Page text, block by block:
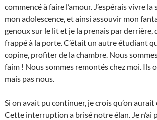
commencé à faire l’amour. J’espérais vivre
mon adolescence, et ainsi assouvir mon
genoux sur le lit et je la prenais par derrière,
frappé à la porte. C’était un autre étudiant
copine, profiter de la chambre. Nous
faim ! Nous sommes remontés chez moi. Ils
mais pas nous.
Si on avait pu continuer, je crois qu’on aurait
Cette interruption a brisé notre élan. Je n’ai